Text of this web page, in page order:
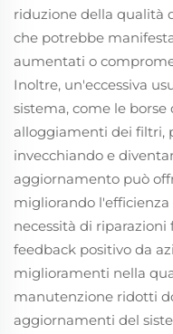
riduzione della qualità
che potrebbe
aumentati o
Inoltre, un'eccessiva
sistema, come le
alloggiamenti dei filtri,
invecchiando e
aggiornamento può
migliorando
necessità di
feedback positivo da
miglioramenti nella
manutenzione ridotti
aggiornamenti del